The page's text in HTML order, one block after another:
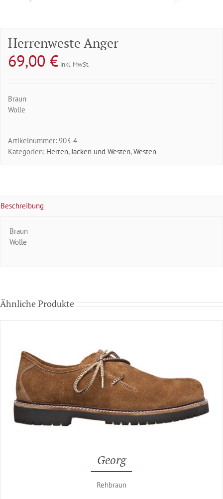
Herrenweste Anger
69,00 € inkl. MwSt.
Braun
Wolle
Artikelnummer: 903-4
Kategorien: Herren,Jacken und Westen,Westen
Beschreibung
Braun
Wolle
Ähnliche Produkte
Georg
Rehbraun